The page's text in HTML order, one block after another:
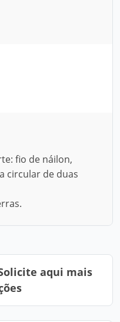
fio de náilon,
circular de duas
aqui mais